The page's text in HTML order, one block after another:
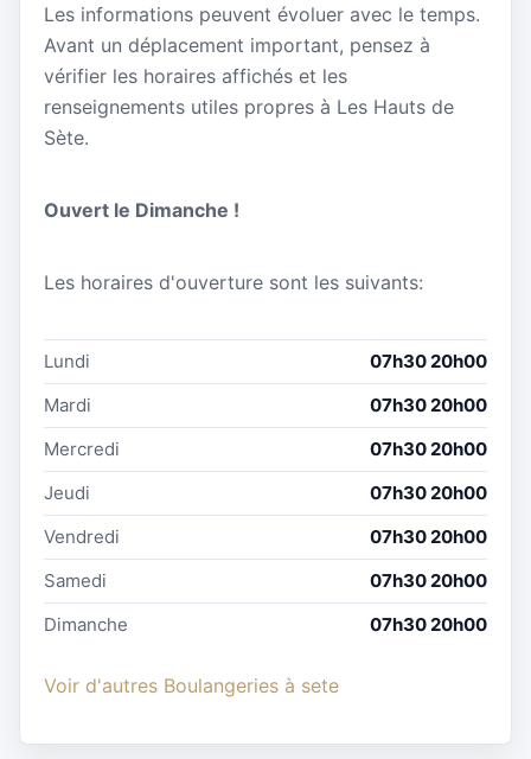
Les informations peuvent évoluer avec le temps.
Avant un déplacement important, pensez à
vérifier les horaires affichés et les
renseignements utiles propres à Les Hauts de
Sète.
Ouvert le Dimanche !
Les horaires d'ouverture sont les suivants:
Lundi
07h30 20h00
Mardi
07h30 20h00
Mercredi
07h30 20h00
Jeudi
07h30 20h00
Vendredi
07h30 20h00
Samedi
07h30 20h00
Dimanche
07h30 20h00
Voir d'autres Boulangeries à sete